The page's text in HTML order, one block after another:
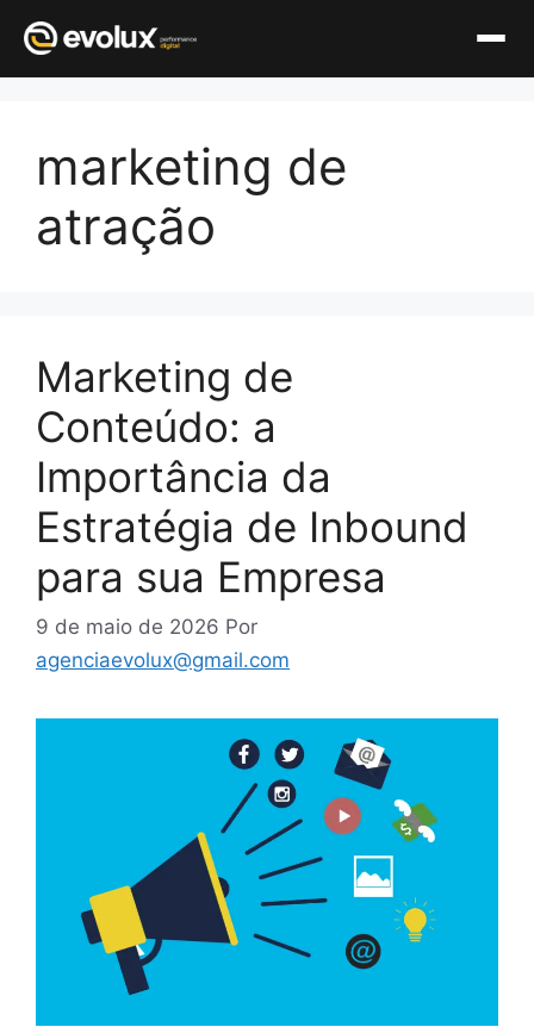
conteúdo
marketing de
atração
Marketing de
Conteúdo: a
Importância da
Estratégia de Inbound
para sua Empresa
9 de maio de 2026 Por
agenciaevolux@gmail.com